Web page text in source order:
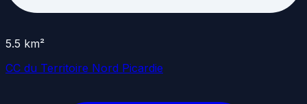
5.5 km²
CC du Territoire Nord Picardie